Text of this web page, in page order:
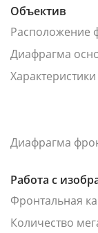
Объектив
Расположение
Диафрагма
Диафрагма
Работа с
Фронтальная
Количество